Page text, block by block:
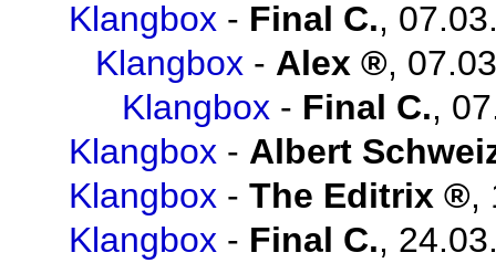
Klangbox - Final C.,
Klangbox - Alex ,
Klangbox - Final C.,
Klangbox - Albert
Klangbox - The Editrix ,
Klangbox - Final C.,